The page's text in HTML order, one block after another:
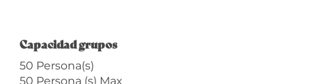
Capacidad grupos
Capacidad grupos
50 Persona(s)
50 Persona (s) Max